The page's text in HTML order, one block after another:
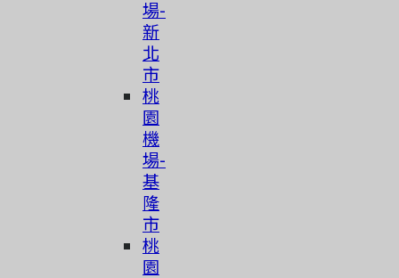
場-
新
北
市
桃
園
機
場-
基
隆
市
桃
園